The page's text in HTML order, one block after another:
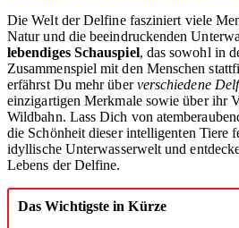
Die Welt der Delfine fasziniert viele
Natur und die beeindruckenden
lebendiges Schauspiel, das sowohl in
Zusammenspiel mit den Menschen
erfährst Du mehr überverschiedene
einzigartigen Merkmale sowie über ihr
Wildbahn. Lass Dich von
die Schönheit dieser intelligenten Tiere
idyllische Unterwasserwelt und
Lebens der Delfine.
Das Wichtigste in Kürze